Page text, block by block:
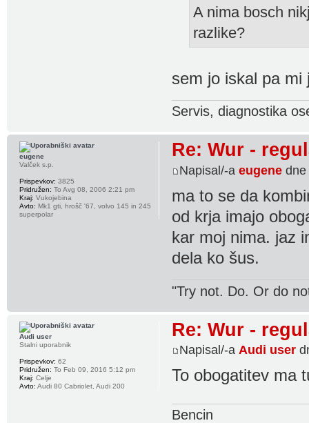
A nima bosch
razlike?
sem jo iskal pa mi
Servis, diagnostika
Re: Wur -
Napisal/-aeugene dne
ma to se da
od krja imajo
kar moj nima. jaz
dela ko šus.
"Try not. Do. Or do
eugene
Valček s.p.
Prispevkov: 3825
Pridružen: To Avg 08, 2006 2:21 pm
Kraj: Vukojebina
Avto: Mk1 gti, hrošč '67, volvo 145 in 245
superpolar
Re: Wur -
Napisal/-aAudi user
To obogatitev ma
Bencin
Audi user
Stalni uporabnik
Prispevkov: 62
Pridružen: To Feb 09, 2016 5:12 pm
Kraj: Celje
Avto: Audi 80 Cabriolet, Audi 200